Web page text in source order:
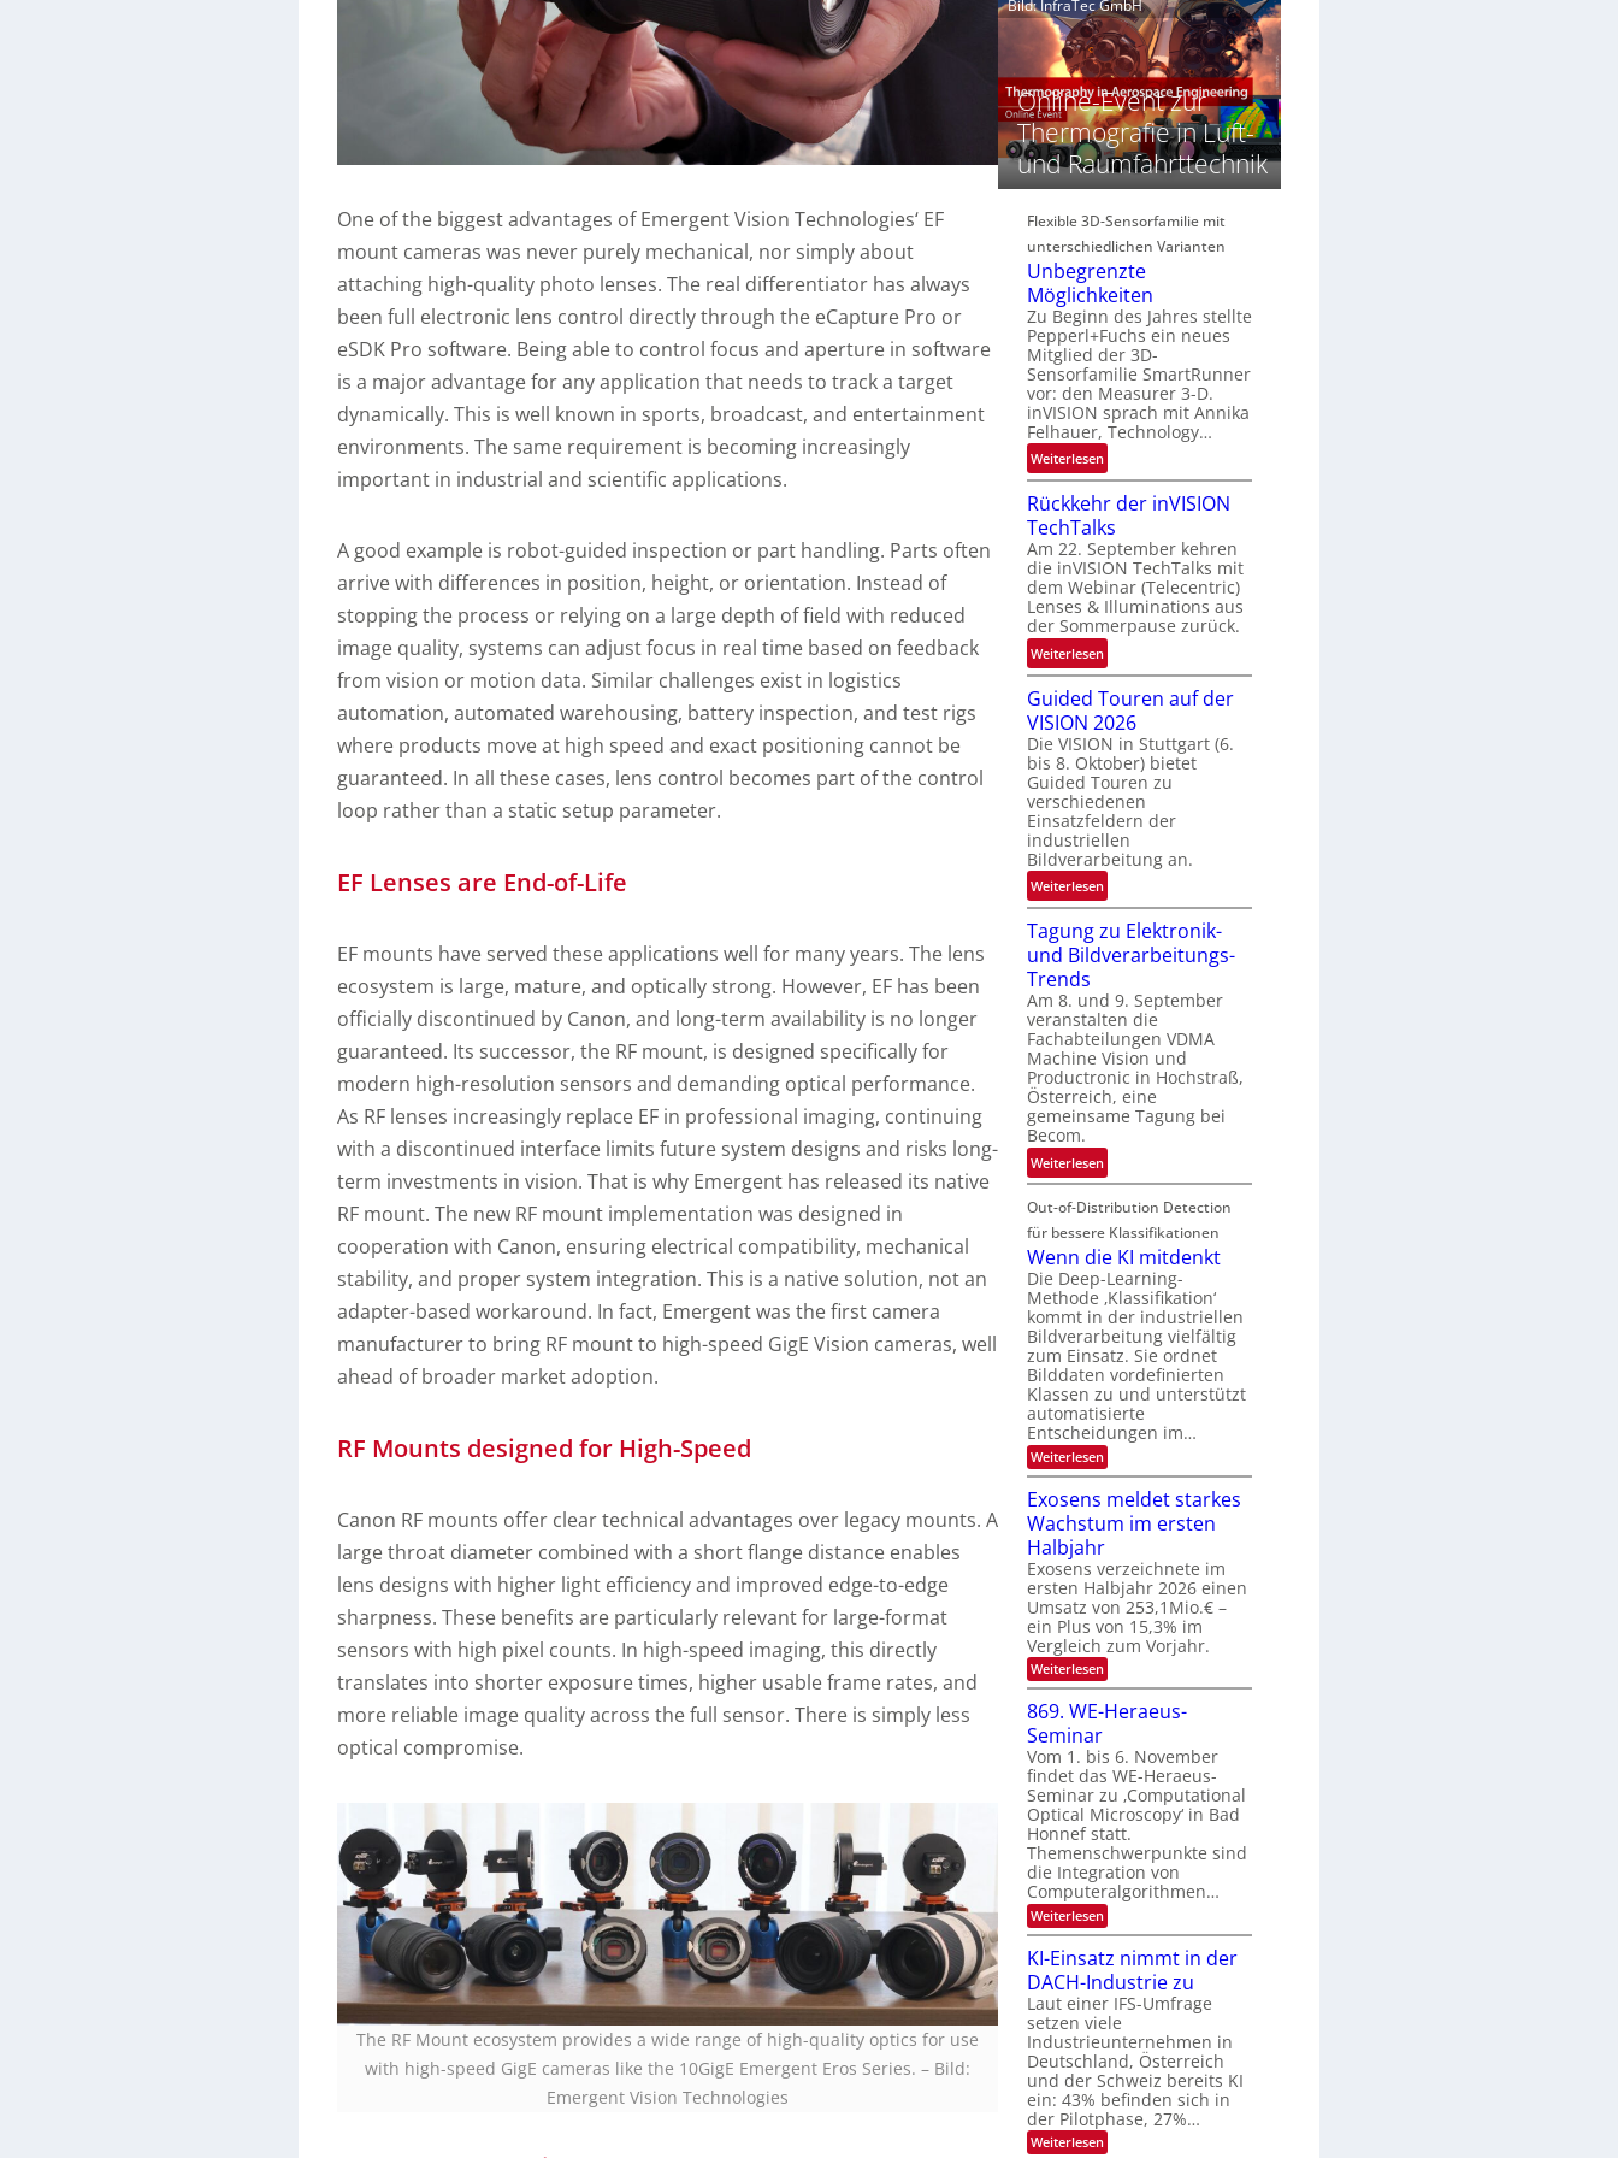
One of the biggest advantages of Emergent Vision Technologies‘ EF
mount cameras was never purely mechanical, nor simply about
attaching high-quality photo lenses. The real differentiator has always
been full electronic lens control directly through the eCapture Pro or
eSDK Pro software. Being able to control focus and aperture in software
is a major advantage for any application that needs to track a target
dynamically. This is well known in sports, broadcast, and entertainment
environments. The same requirement is becoming increasingly
important in industrial and scientific applications.
A good example is robot-guided inspection or part handling. Parts often
arrive with differences in position, height, or orientation. Instead of
stopping the process or relying on a large depth of field with reduced
image quality, systems can adjust focus in real time based on feedback
from vision or motion data. Similar challenges exist in logistics
automation, automated warehousing, battery inspection, and test rigs
where products move at high speed and exact positioning cannot be
guaranteed. In all these cases, lens control becomes part of the control
loop rather than a static setup parameter.
EF Lenses are End-of-Life
EF mounts have served these applications well for many years. The lens
ecosystem is large, mature, and optically strong. However, EF has been
officially discontinued by Canon, and long-term availability is no longer
guaranteed. Its successor, the RF mount, is designed specifically for
modern high-resolution sensors and demanding optical performance.
As RF lenses increasingly replace EF in professional imaging, continuing
with a discontinued interface limits future system designs and risks long-
term investments in vision. That is why Emergent has released its native
RF mount. The new RF mount implementation was designed in
cooperation with Canon, ensuring electrical compatibility, mechanical
stability, and proper system integration. This is a native solution, not an
adapter-based workaround. In fact, Emergent was the first camera
manufacturer to bring RF mount to high-speed GigE Vision cameras, well
ahead of broader market adoption.
RF Mounts designed for High-Speed
Canon RF mounts offer clear technical advantages over legacy mounts. A
large throat diameter combined with a short flange distance enables
lens designs with higher light efficiency and improved edge-to-edge
sharpness. These benefits are particularly relevant for large-format
sensors with high pixel counts. In high-speed imaging, this directly
translates into shorter exposure times, higher usable frame rates, and
more reliable image quality across the full sensor. There is simply less
optical compromise.
The RF Mount ecosystem provides a wide range of high-quality optics for use
with high-speed GigE cameras like the 10GigE Emergent Eros Series. – Bild:
Emergent Vision Technologies
a
c
t
s
S
e
r
s
-
B
-
R
u
n
d
e
n
E
M
E
A
-
R
i
o
n
e
‚
H
y
p
e
r
s
e
c
t
r
a
l
N
e
w
s
‘
Bild: InfraTec GmbH
Online-Event zur
Thermografie in Luft-
und Raumfahrttechnik
Flexible 3D-Sensorfamilie mit
unterschiedlichen Varianten
Unbegrenzte
Möglichkeiten
Zu Beginn des Jahres stellte
Pepperl+Fuchs ein neues
Mitglied der 3D-
Sensorfamilie SmartRunner
vor: den Measurer 3-D.
inVISION sprach mit Annika
Felhauer, Technology…
Weiterlesen:
U
n
b
e
g
r
e
n
z
e
M
ö
g
l
i
c
h
k
e
i
t
n
Rückkehr der inVISION
TechTalks
Am 22. September kehren
die inVISION TechTalks mit
dem Webinar (Telecentric)
Lenses & Illuminations aus
der Sommerpause zurück.
Weiterlesen:
R
ü
c
k
k
e
h
r
d
e
r
i
n
I
S
I
O
N
T
c
h
k
Guided Touren auf der
VISION 2026
Die VISION in Stuttgart (6.
bis 8. Oktober) bietet
Guided Touren zu
verschiedenen
Einsatzfeldern der
industriellen
Bildverarbeitung an.
Weiterlesen:
G
u
i
e
d
T
o
u
r
n
a
u
f
d
e
V
I
S
I
O
N
2
0
2
6
Tagung zu Elektronik-
und Bildverarbeitungs-
Trends
Am 8. und 9. September
veranstalten die
Fachabteilungen VDMA
Machine Vision und
Productronic in Hochstraß,
Österreich, eine
gemeinsame Tagung bei
Becom.
Weiterlesen:
T
a
g
u
n
g
z
u
E
l
e
k
t
r
o
n
i
k
-
u
n
d
B
i
l
d
v
e
r
a
r
b
e
i
t
u
n
g
s
-
T
r
e
Out-of-Distribution Detection
für bessere Klassifikationen
Wenn die KI mitdenkt
Die Deep-Learning-
Methode ‚Klassifikation‘
kommt in der industriellen
Bildverarbeitung vielfältig
zum Einsatz. Sie ordnet
Bilddaten vordefinierten
Klassen zu und unterstützt
automatisierte
Entscheidungen im…
Weiterlesen:
W
n
n
e
K
I
m
t
d
e
n
Exosens meldet starkes
Wachstum im ersten
Halbjahr
Exosens verzeichnete im
ersten Halbjahr 2026 einen
Umsatz von 253,1Mio.€ –
ein Plus von 15,3% im
Vergleich zum Vorjahr.
Weiterlesen:
E
x
o
s
e
n
s
m
e
l
d
e
t
s
t
a
r
k
e
s
W
a
c
h
s
t
u
m
869. WE-Heraeus-
Seminar
Vom 1. bis 6. November
findet das WE-Heraeus-
Seminar zu ‚Computational
Optical Microscopy‘ in Bad
Honnef statt.
Themenschwerpunkte sind
die Integration von
Computeralgorithmen…
Weiterlesen:
8
9
.
W
E
-
H
e
r
a
e
u
s
KI-Einsatz nimmt in der
DACH-Industrie zu
Laut einer IFS-Umfrage
setzen viele
Industrieunternehmen in
Deutschland, Österreich
und der Schweiz bereits KI
ein: 43% befinden sich in
der Pilotphase, 27%…
Weiterlesen: